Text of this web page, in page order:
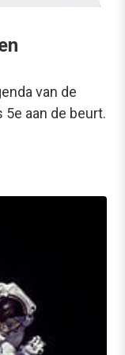
van de
aan de beurt.